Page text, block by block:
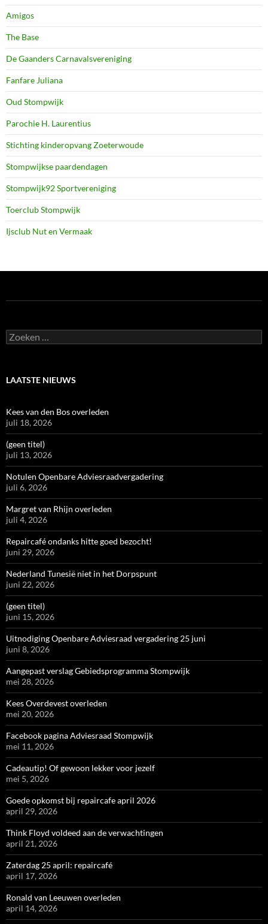
Amigos
The Base
De Gaanders Carnavalsvereniging
Fanfare Juliana
Oud Stompwijk
Parochie H. Laurentius
Stichting kinderopvang Zoeterwoude
Stompwijkse paardendagen
Stompwijk92 Sportvereniging
Toerclub Stompwijk
Ijsclub Nut en Vermaak
Zoeken
naar:
LAATSTE NIEUWS
Kees van den Bos overleden
juli 18, 2026
(geen titel)
juli 13, 2026
Notulen Openbare Adviesraadvergadering
juli 6, 2026
Margret van Rhijn overleden
juli 4, 2026
Repaircafé ondanks hitte goed bezocht!
juni 29, 2026
Nederland Tunesië niet in het Dorpspunt
juni 22, 2026
(geen titel)
juni 15, 2026
Uitnodiging Openbare Adviesraad vergadering 25 juni
juni 8, 2026
Aangepast verslag Gebiedsprogramma Stompwijk
mei 28, 2026
Kees Overdevest overleden
mei 20, 2026
Facebook pagina Adviesraad Stompwijk
mei 11, 2026
Cadeautip! Of gewoon lekker voor jezelf
mei 5, 2026
Goede opkomst bij repaircafe april 2026
april 29, 2026
Think Floyd voldeed aan de verwachtingen
april 21, 2026
Zaterdag 25 april: repaircafé
april 17, 2026
Ronald van Leeuwen overleden
april 14, 2026